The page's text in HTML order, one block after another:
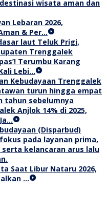
Lebaran 2026,
& Per…
Terumbu Karang
Lebi…
Anjlok 14% di 2025,
Saat Libur Nataru 2026,
…